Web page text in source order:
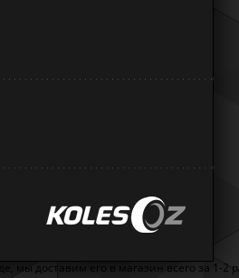
мы доставим его в магазин всего за 1-2